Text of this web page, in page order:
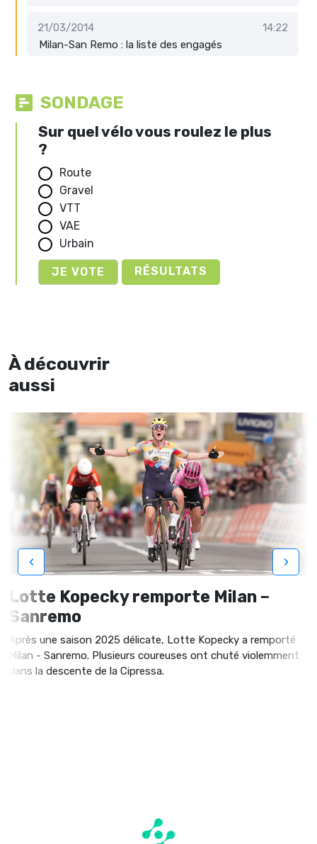
21/03/2014
14:22
Milan-San Remo : la liste des engagés
SONDAGE
Sur quel vélo vous roulez le plus
?
Route
Gravel
VTT
VAE
Urbain
RÉSULTATS
À découvrir
aussi
Lotte Kopecky remporte Milan –
Sanremo
Après une saison 2025 délicate, Lotte Kopecky a remporté
Milan - Sanremo. Plusieurs coureuses ont chuté violemment
dans la descente de la Cipressa.
‹ ›